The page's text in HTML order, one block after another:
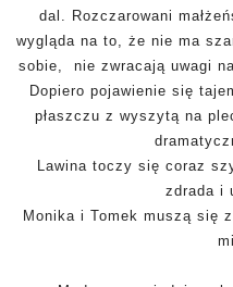
dal. Rozczarowani
wygląda na to, że nie ma
sobie, nie zwracają uwagi
Dopiero pojawienie się
płaszczu z wyszytą na
Lawina toczy się coraz
zdrada i
Monika i Tomek muszą się